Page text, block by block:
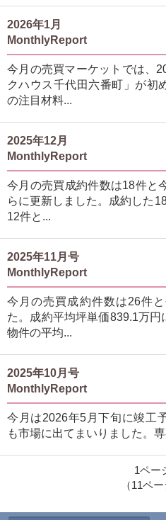
2026年1月
MonthlyReport
今月の売買マーケットでは、
クハウス千代田六番町」が初
の注目材料...
2025年12月
MonthlyReport
今月の売買成約件数は18件と
らに更新しました。成約した
12件と...
2025年11月号
MonthlyReport
今月の売買成約件数は26件
た。成約平均坪単価839.1万
物件の平均...
2025年10月号
MonthlyReport
今月は2026年5月下旬に竣工
も市場に出てまいりました。
1ペー
（11ペー